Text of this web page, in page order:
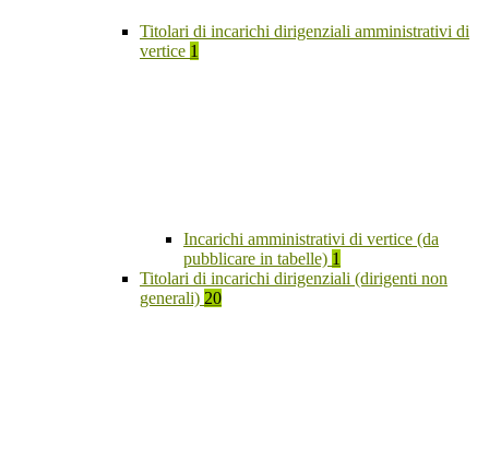
Titolari di incarichi dirigenziali amministrativi di
vertice 1
Incarichi amministrativi di vertice (da
pubblicare in tabelle) 1
Titolari di incarichi dirigenziali (dirigenti non
generali) 20